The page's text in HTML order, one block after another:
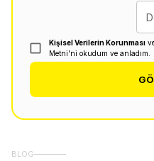
Kişisel Verilerin Korunması
Metni'ni okudum ve anladım.
BLOG